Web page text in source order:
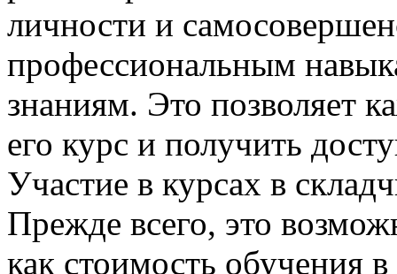
личности и
профессиональным
знаниям. Это позволяет
его курс и получить
Участие в курсах в
Прежде всего, это
как стоимость обучения